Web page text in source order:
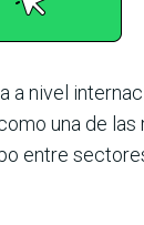
nivel
una de las
entre